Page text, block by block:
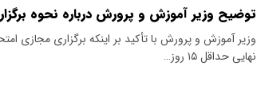
توضیح وزیر آموزش و پرورش درباره نحوه
وزیر آموزش و پرورش با تأکید بر اینکه برگزاری مجازی
نهایی حداقل ۱۵ روز…